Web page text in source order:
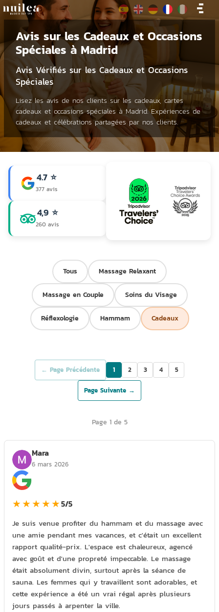
Avis sur les Cadeaux et Occasions
Spéciales à Madrid
Avis Vérifiés sur les Cadeaux et Occasions
Spéciales
Lisez les avis de nos clients sur les cadeaux, cartes
cadeaux et occasions spéciales à Madrid. Expériences de
cadeaux et célébrations partagées par nos clients.
4.7 ⭐
377 avis
4,9 ⭐
260 avis
Tous Massage Relaxant
Massage en Couple Soins du Visage
Réflexologie Hammam Cadeaux
← Page Précédente 1 2 3 4 5
Page Suivante →
Page 1 de 5
Mara
6 mars 2026
★★★★★5/5
Je suis venue profiter du hammam et du massage avec
une amie pendant mes vacances, et c'était un excellent
rapport qualité-prix. L'espace est chaleureux, agencé
avec goût et d'une propreté impeccable. Le massage
était absolument divin, surtout après la séance de
sauna. Les femmes qui y travaillent sont adorables, et
cette expérience a été un vrai régal après plusieurs
jours passés à arpenter la ville.